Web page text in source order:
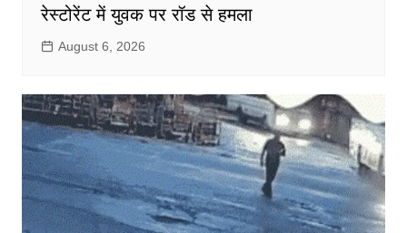
रेस्टोरेंट में युवक पर रॉड से हमला
August 6, 2026